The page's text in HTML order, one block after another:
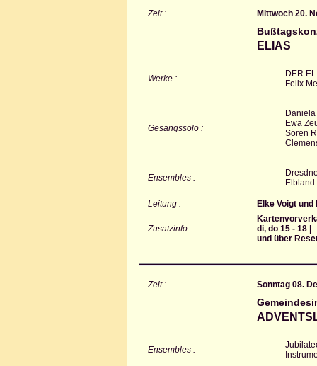
Zeit : Mittwoch 20.
ELIAS
Werke :
DER
Felix
Gesangssolo :
Ewa
Sören
Ensembles :
Leitung : Elke Voigt
Zusatzinfo :
di, do 15 - 18 |
und über
Zeit : Sonntag 08.
Ensembles :